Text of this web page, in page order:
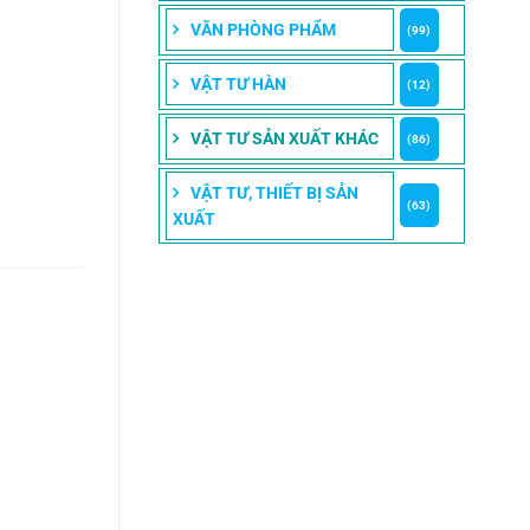
VĂN PHÒNG PHẨM (99)
VẬT TƯ HÀN (12)
VẬT TƯ SẢN XUẤT KHÁC (86)
VẬT TƯ, THIẾT BỊ SẢN
XUẤT
(63)